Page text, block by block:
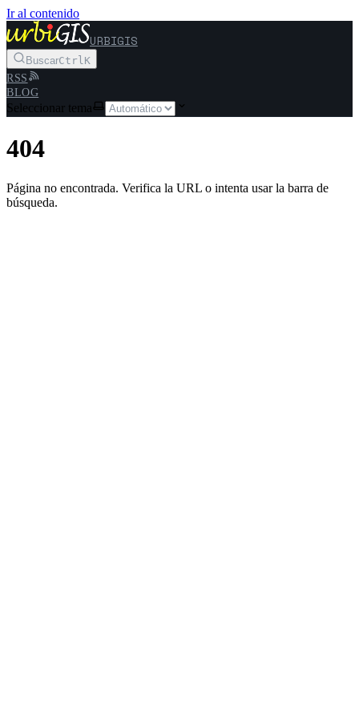
Ir al contenido
URBIGIS
BuscarCtrlK
RSS
BLOG
Seleccionar tema
404
Página no encontrada. Verifica la URL o intenta usar la barra de
búsqueda.